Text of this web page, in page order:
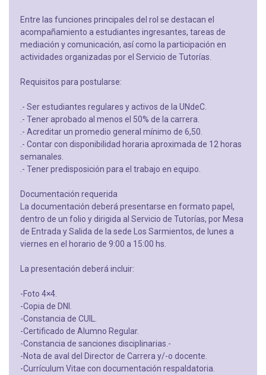
Entre las funciones principales del rol se destacan el
acompañamiento a estudiantes ingresantes, tareas de
mediación y comunicación, así como la participación en
actividades organizadas por el Servicio de Tutorías.
Requisitos para postularse:
.- Ser estudiantes regulares y activos de la UNdeC.
.- Tener aprobado al menos el 50% de la carrera.
.- Acreditar un promedio general mínimo de 6,50.
.- Contar con disponibilidad horaria aproximada de 12 horas
semanales.
.- Tener predisposición para el trabajo en equipo.
Documentación requerida
La documentación deberá presentarse en formato papel,
dentro de un folio y dirigida al Servicio de Tutorías, por Mesa
de Entrada y Salida de la sede Los Sarmientos, de lunes a
viernes en el horario de 9:00 a 15:00 hs.
La presentación deberá incluir:
-Foto 4×4.
-Copia de DNI.
-Constancia de CUIL.
-Certificado de Alumno Regular.
-Constancia de sanciones disciplinarias.-
-Nota de aval del Director de Carrera y/-o docente.
-Currículum Vitae con documentación respaldatoria.